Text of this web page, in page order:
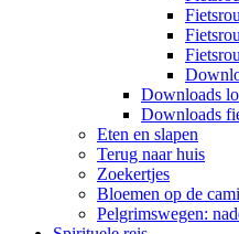
Downloads
Downloads
Eten en slapen
Terug naar huis
Zoekertjes
Bloemen op de
Pelgrimswegen: